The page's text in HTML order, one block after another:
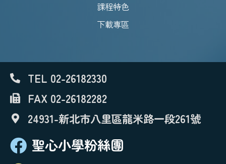
課程特色
下載專區
TEL 02-26182330
FAX 02-26182282
24931-新北市八里區龍米路一段261號
聖心小學粉絲團